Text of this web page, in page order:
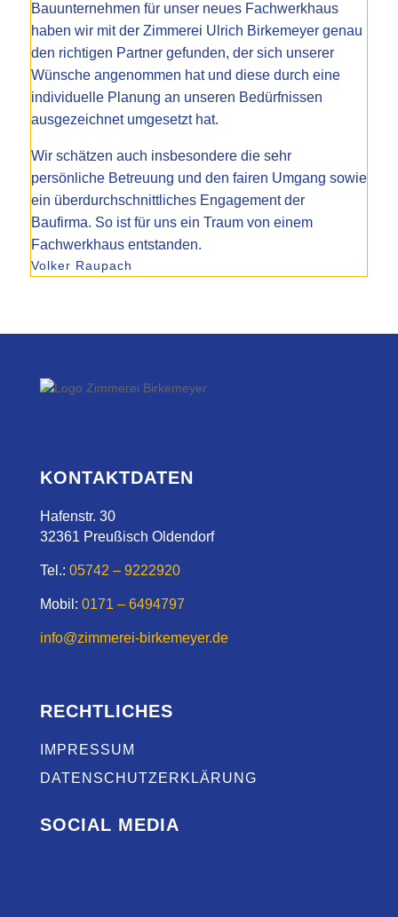
Bauunternehmen für unser neues Fachwerkhaus
haben wir mit der Zimmerei Ulrich Birkemeyer genau
den richtigen Partner gefunden, der sich unserer
Wünsche angenommen hat und diese durch eine
individuelle Planung an unseren Bedürfnissen
ausgezeichnet umgesetzt hat.
Wir schätzen auch insbesondere die sehr
persönliche Betreuung und den fairen Umgang sowie
ein überdurchschnittliches Engagement der
Baufirma. So ist für uns ein Traum von einem
Fachwerkhaus entstanden.
Volker Raupach
KONTAKTDATEN
Hafenstr. 30
32361 Preußisch Oldendorf
Tel.: 05742 – 9222920
Mobil: 0171 – 6494797
info@zimmerei-birkemeyer.de
RECHTLICHES
IMPRESSUM
DATENSCHUTZERKLÄRUNG
SOCIAL MEDIA